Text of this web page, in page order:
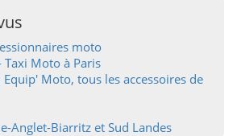
moto
Moto à Paris
Moto, tous les accessoires de
Anglet-Biarritz et Sud Landes